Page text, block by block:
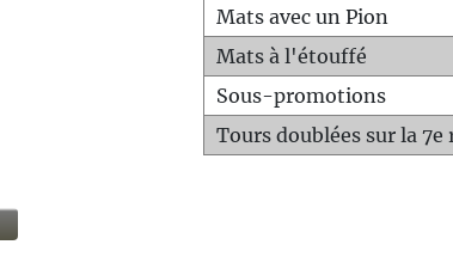
Mats avec un Pion
Mats à l'étouffé
Sous-promotions
Tours doublées sur la 7e